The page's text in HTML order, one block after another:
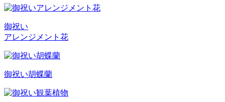
御祝い
アレンジメント花
御祝い胡蝶蘭